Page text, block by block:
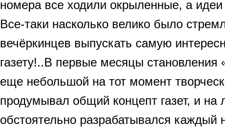
номера все ходили окрыленные, а
Все-таки насколько велико было
вечёркинцев выпускать самую
газету!..В первые месяцы
еще небольшой на тот момент
продумывал общий концепт газет, и на
обстоятельно разрабатывался